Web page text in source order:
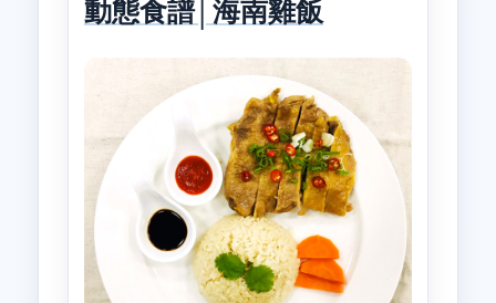
動態食譜│海南雞飯